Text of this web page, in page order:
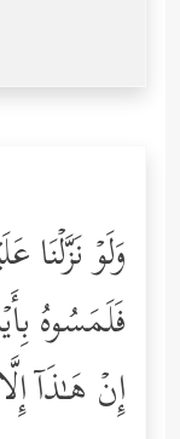
وَلَوۡ
فَلَمَسُوهُ
إِنۡ هَـٰذَاۤ